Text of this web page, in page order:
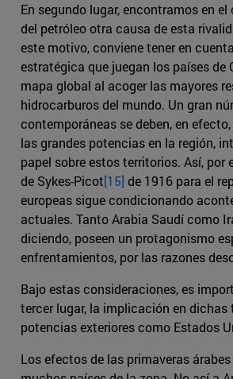
En segundo lugar, encontramos en
del petróleo otra causa de esta
este motivo, conviene tener en
estratégica que juegan los países de
mapa global al acoger las mayores
hidrocarburos del mundo. Un gran
contemporáneas se deben, en
las grandes potencias en la región,
papel sobre estos territorios. Así, por
de Sykes-Picot[15] de 1916 para el
europeas sigue condicionando
actuales. Tanto Arabia Saudí como
diciendo, poseen un protagonismo
enfrentamientos, por las razones
Bajo estas consideraciones, es
tercer lugar, la implicación en dichas
potencias exteriores como Estados
Los efectos de las primaveras